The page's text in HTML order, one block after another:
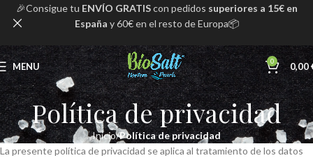
MENU 0 0,00
Política de privacidad
Inicio Política de privacidad
La presente política de privacidad se aplica al tratamiento de los datos
🎉Consigue tu ENVÍO GRATIScon pedidos superiores a 15€ en
España y 60€ en el resto de Europa📦